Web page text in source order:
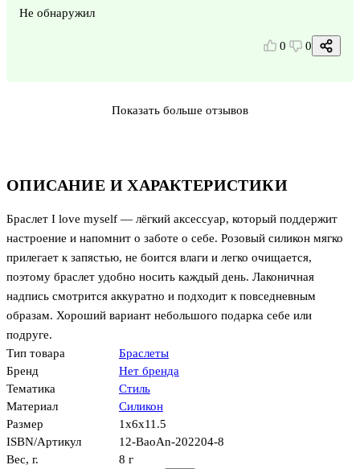
ОПИСАНИЕ И ХАРАКТЕРИСТИКИ
Браслет I love myself — лёгкий аксессуар, который поддержит
настроение и напомнит о заботе о себе. Розовый силикон мягко
прилегает к запястью, не боится влаги и легко очищается,
поэтому браслет удобно носить каждый день. Лаконичная
надпись смотрится аккуратно и подходит к повседневным
образам. Хороший вариант небольшого подарка себе или
подруге.
Тип товара
Браслеты
Бренд
Нет бренда
Тематика
Стиль
Материал
Силикон
Размер
1x6x11.5
ISBN/Артикул
12-BaoAn-202204-8
Вес, г.
8 г
Не обнаружил
0 0
Показать больше отзывов